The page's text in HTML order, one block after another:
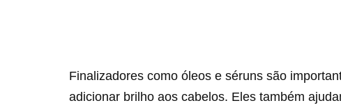
Finalizadores como óleos e séruns são
adicionar brilho aos cabelos. Eles também